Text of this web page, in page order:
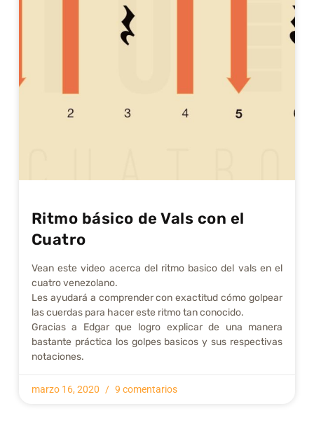
Ritmo básico de Vals con el
Cuatro
Vean este video acerca del ritmo basico del vals en el
cuatro venezolano.
Les ayudará a comprender con exactitud cómo golpear
las cuerdas para hacer este ritmo tan conocido.
Gracias a Edgar que logro explicar de una manera
bastante práctica los golpes basicos y sus respectivas
notaciones.
marzo 16, 2020 9 comentarios